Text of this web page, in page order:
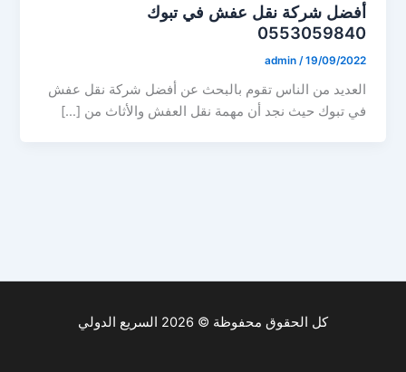
أفضل شركة نقل عفش في تبوك
0553059840
admin /19/09/2022
العديد من الناس تقوم بالبحث عن أفضل شركة نقل عفش
في تبوك حيث نجد أن مهمة نقل العفش والأثاث من […]
كل الحقوق محفوظة © 2026 السريع الدولي